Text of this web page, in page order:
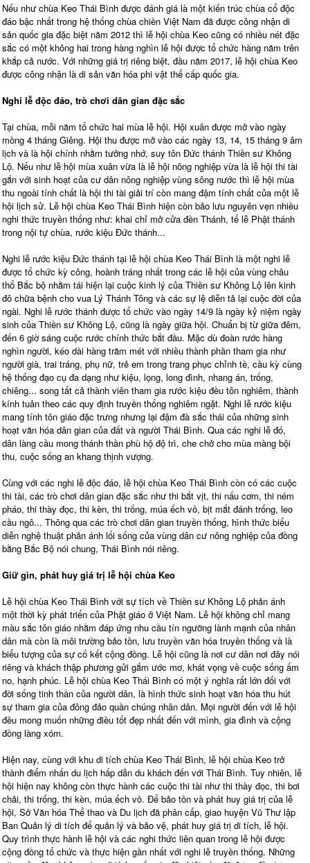
Nếu như chùa Keo Thái Bình được đánh giá là một kiến trúc chùa cổ độc
đáo bậc nhất trong hệ thống chùa chiền Việt Nam đã được công nhận di
sản quốc gia đặc biệt năm 2012 thì lễ hội chùa Keo cũng có nhiều nét đặc
sắc có một không hai trong hàng nghìn lễ hội được tổ chức hàng năm trên
khắp cả nước. Với những giá trị riêng biệt, đầu năm 2017, lễ hội chùa Keo
được công nhận là di sản văn hóa phi vật thể cấp quốc gia.
Nghi lễ độc đáo, trò chơi dân gian đặc sắc
Tại chùa, mỗi năm tổ chức hai mùa lễ hội. Hội xuân được mở vào ngày
mồng 4 tháng Giêng. Hội thu được mở vào các ngày 13, 14, 15 tháng 9 âm
lịch và là hội chính nhằm tưởng nhớ, suy tôn Ðức thánh Thiền sư Không
Lộ. Nếu như lễ hội mùa xuân vừa là lễ hội nông nghiệp vừa là lễ hội thi tài
gắn với sinh hoạt của cư dân nông nghiệp vùng sông nước thì lễ hội mùa
thu ngoài tính chất là hội thi tài giải trí còn mang đậm tính chất của một lễ
hội lịch sử. Lễ hội chùa Keo Thái Bình hiện còn bảo lưu nguyên vẹn nhiều
nghi thức truyền thống như: khai chỉ mở cửa đền Thánh, tế lễ Phật thánh
trong nội tự chùa, rước kiệu Đức thánh...
Nghi lễ rước kiệu Đức thánh tại lễ hội chùa Keo Thái Bình là một nghi lễ
được tổ chức kỳ công, hoành tráng nhất trong các lễ hội của vùng châu
thổ Bắc bộ nhằm tái hiện lại cuộc kinh lý của Thiền sư Không Lộ lên kinh
đô chữa bệnh cho vua Lý Thánh Tông và các sự lệ diễn tả lại cuộc đời của
ngài. Nghi lễ rước thánh được tổ chức vào ngày 14/9 là ngày kỷ niệm ngày
sinh của Thiền sư Không Lộ, cũng là ngày giữa hội. Chuẩn bị từ giữa đêm,
đến 6 giờ sáng cuộc rước chính thức bắt đầu. Mặc dù đoàn rước hàng
nghìn người, kéo dài hàng trăm mét với nhiều thành phần tham gia như
người già, trai tráng, phụ nữ, trẻ em trong trang phục chỉnh tề, cầu kỳ cùng
hệ thống đạo cụ đa dạng như kiệu, lọng, long đình, nhang án, trống,
chiêng... song tất cả thành viên tham gia rước kiệu đều tôn nghiêm, thành
kính tuân theo các quy định truyền thống nghiêm ngặt. Nghi lễ rước kiệu
mang tính tôn giáo đặc trưng nhưng lại đậm đà sắc thái của những sinh
hoạt văn hóa dân gian của đất và người Thái Bình. Qua các nghi lễ đó,
dân làng cầu mong thánh thần phù hộ độ trì, che chở cho mùa màng bội
thu, cuộc sống an khang thịnh vượng.
Cùng với các nghi lễ độc đáo, lễ hội chùa Keo Thái Bình còn có các cuộc
thi tài, các trò chơi dân gian đặc sắc như thi bắt vịt, thi nấu cơm, thi ném
pháo, thi thày đọc, thi kèn, thi trống, múa ếch vồ, bịt mắt đánh trống, leo
cầu ngô... Thông qua các trò chơi dân gian truyền thống, hình thức biểu
diễn nghệ thuật phản ánh lối sống của vùng dân cư nông nghiệp của đồng
bằng Bắc Bộ nói chung, Thái Bình nói riêng.
Giữ gìn, phát huy giá trị lễ hội chùa Keo
Lễ hội chùa Keo Thái Bình với sự tích về Thiền sư Không Lộ phản ánh
một thời kỳ phát triển của Phật giáo ở Việt Nam. Lễ hội không chỉ mang
màu sắc tôn giáo nhằm đáp ứng nhu cầu tín ngưỡng lành mạnh của nhân
dân mà còn là môi trường bảo tồn, lưu truyền văn hóa truyền thống và là
biểu tượng của sự cố kết cộng đồng. Lễ hội cũng là nơi cư dân nơi đây nói
riêng và khách thập phương gửi gắm ước mơ, khát vọng về cuộc sống ấm
no, hạnh phúc. Lễ hội chùa Keo Thái Bình có một ý nghĩa rất lớn đối với
đời sống tinh thần của người dân, là hình thức sinh hoạt văn hóa thu hút
sự tham gia của đông đảo quần chúng nhân dân. Mọi người đến với lễ hội
đều mong muốn những điều tốt đẹp nhất đến với mình, gia đình và cộng
đồng làng xóm.
Hiện nay, cùng với khu di tích chùa Keo Thái Bình, lễ hội chùa Keo trở
thành điểm nhấn du lịch hấp dẫn du khách đến với Thái Bình. Tuy nhiên, lễ
hội hiện nay không còn thực hành các cuộc thi tài như thi thày đọc, thi bơi
chải, thi trống, thi kèn, múa ếch vồ. Để bảo tồn và phát huy giá trị của lễ
hội, Sở Văn hóa Thể thao và Du lịch đã phân cấp, giao huyện Vũ Thư lập
Ban Quản lý di tích để quản lý và bảo vệ, phát huy giá trị di tích, lễ hội.
Quy trình thực hành lễ hội và các nghi thức liên quan trong lễ hội được
cộng đồng tổ chức và thực hiện gần nhất với nghi lễ truyền thống. Những